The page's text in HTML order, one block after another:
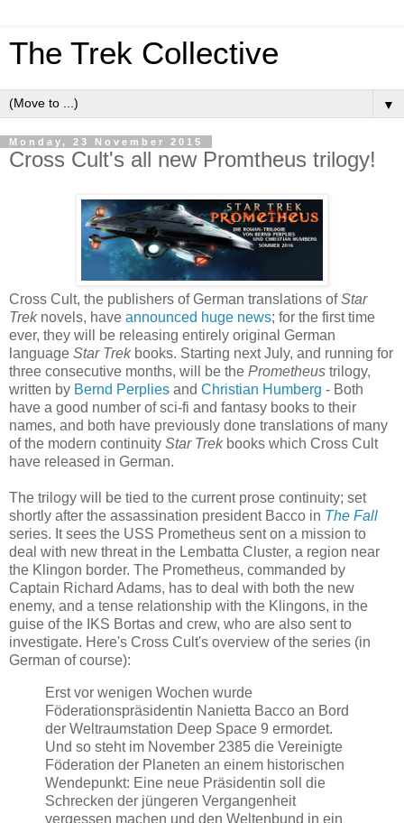
The Trek Collective
▼
Monday, 23 November 2015
Cross Cult's all new Promtheus trilogy!
Cross Cult, the publishers of German translations ofStar
Treknovels, have announced huge news; for the first time
ever, they will be releasing entirely original German
language Star Trekbooks. Starting next July, and running for
three consecutive months, will be the Prometheus trilogy,
written by Bernd Perplies and Christian Humberg - Both
have a good number of sci-fi and fantasy books to their
names, and both have previously done translations of many
of the modern continuity Star Trekbooks which Cross Cult
have released in German.
The trilogy will be tied to the current prose continuity; set
shortly after the assassination president Bacco in The Fall
series. It sees the USS Prometheus sent on a mission to
deal with new threat in the Lembatta Cluster, a region near
the Klingon border. The Prometheus, commanded by
Captain Richard Adams, has to deal with both the new
enemy, and a tense relationship with the Klingons, in the
guise of the IKS Bortas and crew, who are also sent to
investigate. Here's Cross Cult's overview of the series (in
German of course):
Erst vor wenigen Wochen wurde
Föderationspräsidentin Nanietta Bacco an Bord
der Weltraumstation Deep Space 9 ermordet.
Und so steht im November 2385 die Vereinigte
Föderation der Planeten an einem historischen
Wendepunkt: Eine neue Präsidentin soll die
Schrecken der jüngeren Vergangenheit
vergessen machen und den Weltenbund in ein